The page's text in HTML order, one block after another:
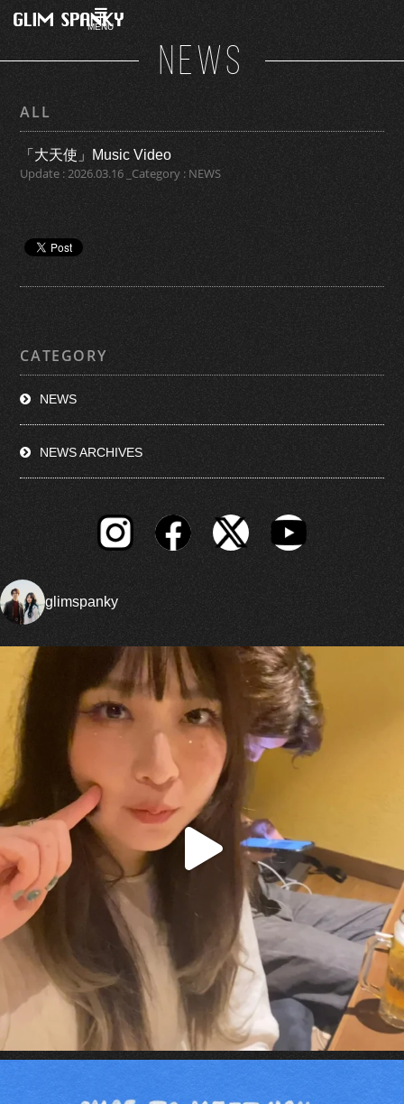
MENU
NEWS
ALL
「大天使」Music Video
Update : 2026.03.16 _Category : NEWS
CATEGORY
NEWS
NEWS ARCHIVES
glimspanky